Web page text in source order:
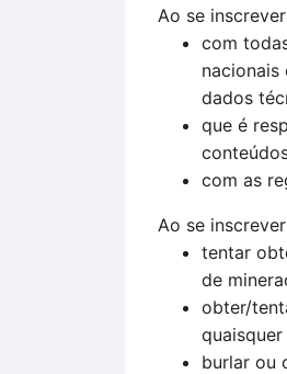
Ao se
com
nacionais
dados
que é
com as
Ao se
tentar
de
obter/
burlar ou